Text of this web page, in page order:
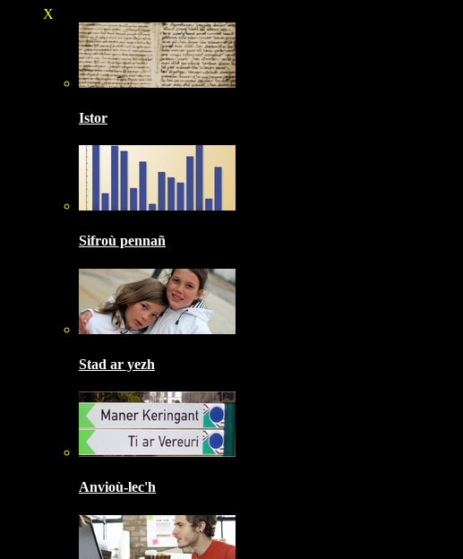
X
Istor
Sifroù pennañ
Stad ar yezh
Anvioù-lec'h